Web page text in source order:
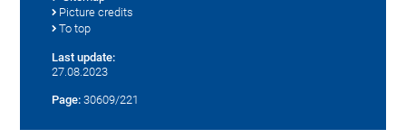
Picture credits
To top
Last update:
27.08.2023
Page: 30609/221